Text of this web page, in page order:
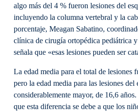
algo más del 4 % fueron lesiones del
incluyendo la columna vertebral y la
porcentaje, Meagan Sabatino,
clínica de cirugía ortopédica pediátrica
señala que «esas lesiones pueden ser
La edad media para el total de lesiones
pero la edad media para las lesiones del
considerablemente mayor, de 16,6
que esta diferencia se debe a que los